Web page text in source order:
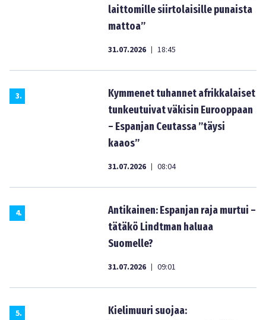
laittomille siirtolaisille punaista
mattoa”
31.07.2026 | 18:45
3.
Kymmenet tuhannet afrikkalaiset
tunkeutuivat väkisin Eurooppaan
– Espanjan Ceutassa ”täysi
kaaos”
31.07.2026 | 08:04
4.
Antikainen: Espanjan raja murtui –
tätäkö Lindtman haluaa
Suomelle?
31.07.2026 | 09:01
5.
Kielimuuri suojaa: